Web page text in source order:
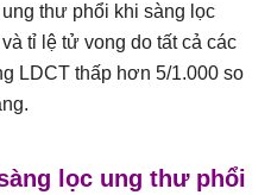
thư phổi khi sàng lọc
tỉ lệ tử vong do tất cả các
LDCT thấp hơn 5/1.000 so
lọc ung thư phổi